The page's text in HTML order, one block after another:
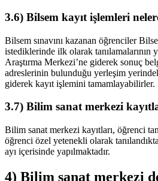
3.6) Bilsem kayıt işlemleri
Bilsem sınavını kazanan öğrenciler
istediklerinde ilk olarak tanılamalarının
Araştırma Merkezi’ne giderek sonuç
adreslerinin bulunduğu yerleşim
giderek kayıt işlemini tamamlayabilirler.
3.7) Bilim sanat merkezi
Bilim sanat merkezi kayıtları, öğrenci
öğrenci özel yetenekli olarak
ayı içerisinde yapılmaktadır.
4) Bilim sanat merkezi